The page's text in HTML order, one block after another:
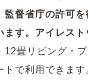
監督省庁の許可
す。 アイレス
12畳リビング・
で利用できます